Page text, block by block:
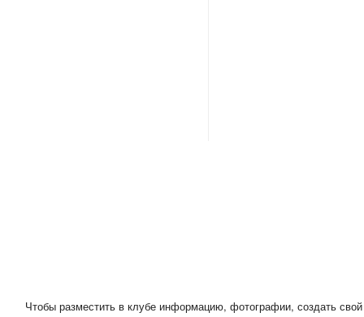
Чтобы разместить в клубе информацию, фотографии, создать свой